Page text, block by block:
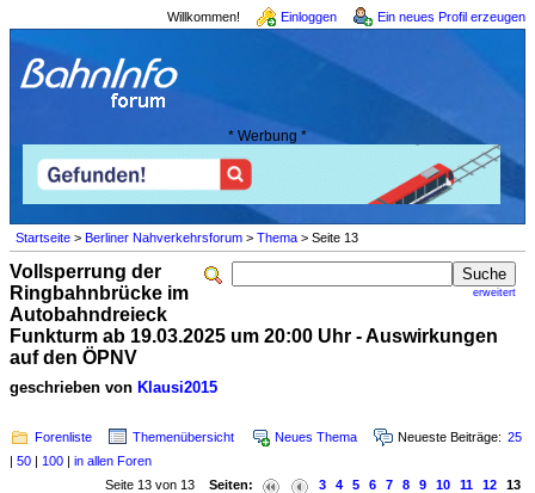
Willkommen! Einloggen Ein neues Profil erzeugen
* Werbung *
Startseite > Berliner Nahverkehrsforum > Thema > Seite 13
erweitert
Vollsperrung der
Ringbahnbrücke im
Autobahndreieck
Funkturm ab 19.03.2025 um 20:00 Uhr - Auswirkungen
auf den ÖPNV
geschrieben von Klausi2015
Forenliste Themenübersicht Neues Thema Neueste Beiträge: 25
| 50 | 100 | in allen Foren
Seite 13 von 13 Seiten: 3 4 5 6 7 8 9 10 11 12 13